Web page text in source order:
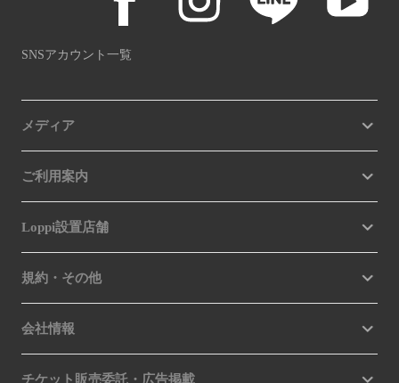
SNSアカウント一覧
メディア
ご利用案内
Loppi設置店舗
規約・その他
会社情報
チケット販売委託・広告掲載